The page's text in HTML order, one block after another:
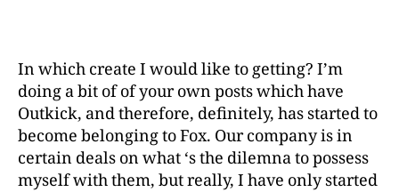
In which create I would like to getting? I’m
doing a bit of of your own posts which have
Outkick, and therefore, definitely, has started to
become belonging to Fox. Our company is in
certain deals on what ‘s the dilemna to possess
myself with them, but really, I have only started